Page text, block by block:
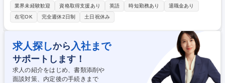
0%】コンサルティング事業の品質リスク管理に関する各種制度、ルー
ル、プロセス等の運用管理（含：関係各所との調整） 【30%】各種情報
セキュリティ施策の企画・運用（含：AccessやExcelを使用したデータ集
計・加工、イントラネット掲示やアナウンスメール等による従業員への周
知、問い合わせ対応等）及びインシデント発生時の対応 【20%】個別の
コンサルティング案件に対する品質リスク観点や情報セキュリティ観点か
らのレビューやコンサルテーションの実施 【10%】国内外のデロイト各
社と連携した品質管理／改善活動への参加 募集職種 [R&BP_205]【コンサ
ルティング業務の品質・リスク管理】週3日在宅可
業界未経験歓迎 資格取得支援あり 英語 時短勤務あり
退職金あり
在宅OK
完全週休2日制 土日祝休み
求人探しから 入社まで
サポートします！
求人の紹介をはじめ、書類添削や
面談対策、内定後の手続きまで